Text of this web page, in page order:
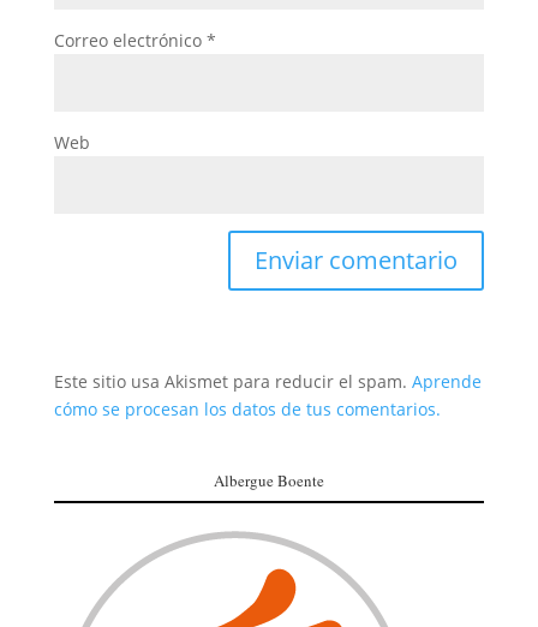
Correo electrónico *
Web
Este sitio usa Akismet para reducir el spam. Aprende
cómo se procesan los datos de tus comentarios.
Albergue Boente